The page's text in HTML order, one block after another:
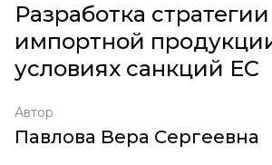
Разработка
импортной
условиях санкций ЕС
Автор
Павлова Вера Сергеевна